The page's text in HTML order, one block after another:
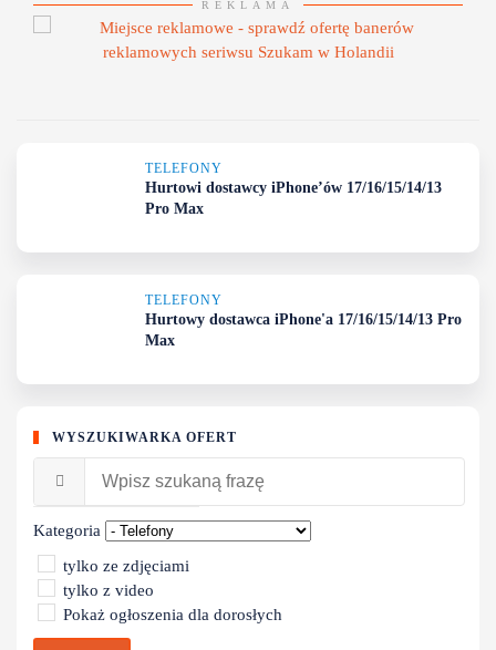
REKLAMA
TELEFONY
Hurtowi dostawcy iPhone’ów 17/16/15/14/13
Pro Max
TELEFONY
Hurtowy dostawca iPhone'a 17/16/15/14/13 Pro
Max
WYSZUKIWARKA OFERT
Kategoria
tylko ze zdjęciami
tylko z video
Pokaż ogłoszenia dla dorosłych